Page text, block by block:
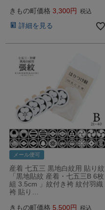
きもの町価格 3,300 税込
詳細を見る
メール便可
産着 七五三 黒地白紋用 貼り紋
「黒地貼紋 産着・七五三B 6枚
組 3.5cm 」紋付き袴 紋付羽織
袴 貼り…
きもの町価格 5,500 税込